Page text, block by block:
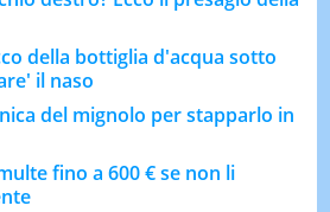
della bottiglia d'acqua sotto
il naso
del mignolo per stapparlo in
fino a 600 € se non li